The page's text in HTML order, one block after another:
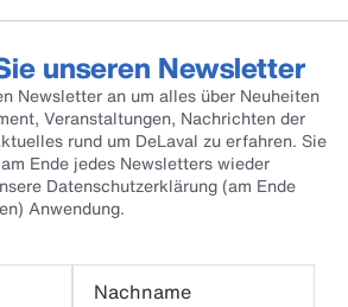
unseren Newsletter
Newsletter an um alles über Neuheiten
Veranstaltungen, Nachrichten der
rund um DeLaval zu erfahren. Sie
Ende jedes Newsletters wieder
Datenschutzerklärung (am Ende
Anwendung.
Nachname